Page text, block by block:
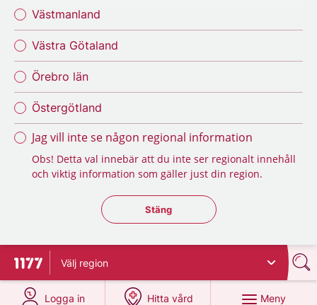
Västmanland
Västra Götaland
Örebro län
Östergötland
Jag vill inte se någon regional information
Obs! Detta val innebär att du inte ser regionalt innehåll
och viktig information som gäller just din region.
Stäng regionsväljaren
Stäng
Till startsidan för 1177
Välj region
Logga in
på 1177.se
Hitta vård
på 1177.se
Meny